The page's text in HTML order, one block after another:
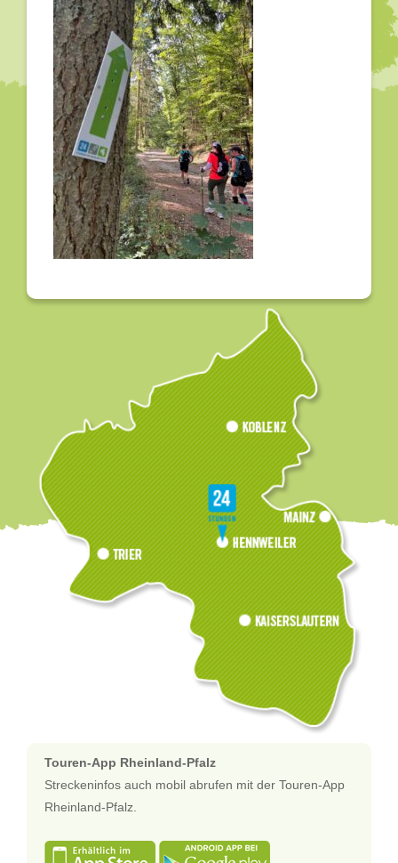
Touren-App Rheinland-Pfalz
Streckeninfos auch mobil abrufen mit der Touren-App
Rheinland-Pfalz.